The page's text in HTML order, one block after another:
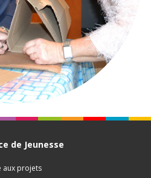
de Jeunesse
aux projets